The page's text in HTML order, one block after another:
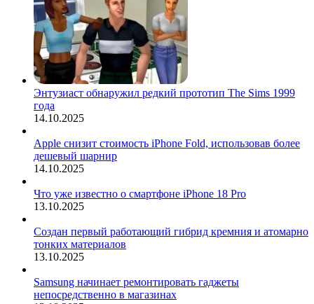
Энтузиаст обнаружил редкий прототип The Sims 1999
года
14.10.2025
Apple снизит стоимость iPhone Fold, использовав более
дешевый шарнир
14.10.2025
Что уже известно о смартфоне iPhone 18 Pro
13.10.2025
Создан первый работающий гибрид кремния и атомарно
тонких материалов
13.10.2025
Samsung начинает ремонтировать гаджеты
непосредственно в магазинах